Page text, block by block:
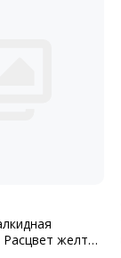
желто-